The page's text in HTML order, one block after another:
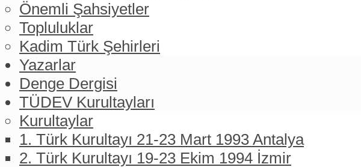
Önemli Şahsiyetler
Topluluklar
Kadim Türk Şehirleri
Yazarlar
Denge Dergisi
TÜDEV Kurultayları
Kurultaylar
1. Türk Kurultayı 21-23 Mart 1993 Antalya
2. Türk Kurultayı 19-23 Ekim 1994 İzmir